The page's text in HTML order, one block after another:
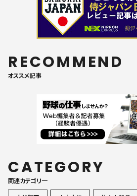
RECOMMEND
オススメ記事
CATEGORY
関連カテゴリ一